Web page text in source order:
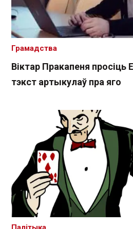
Віктар Пракапеня просіць
тэкст артыкулаў пра яго
Грамадства